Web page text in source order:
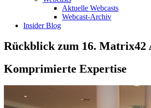
Aktuelle Webcasts
Webcast-Archiv
Insider Blog
Rückblick zum 16.
Komprimierte Expertise